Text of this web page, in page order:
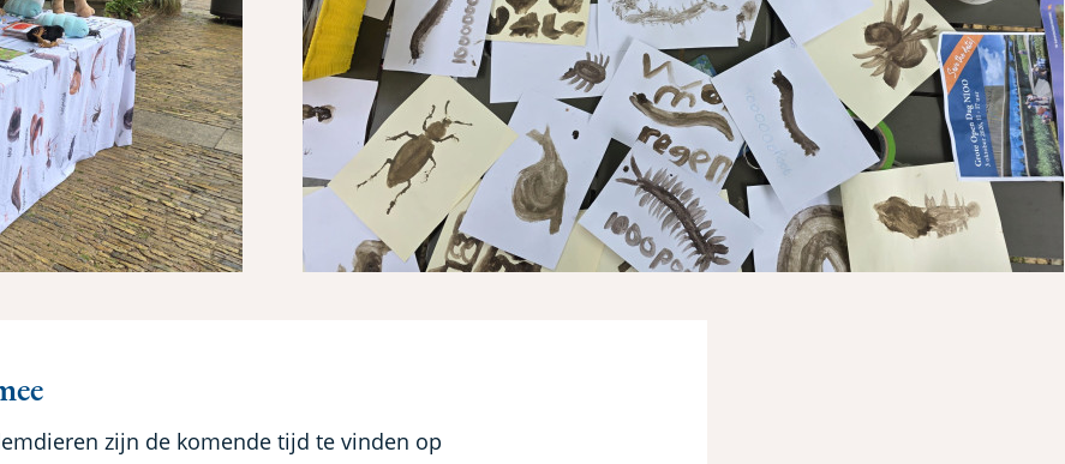
zijn de komende tijd te vinden op